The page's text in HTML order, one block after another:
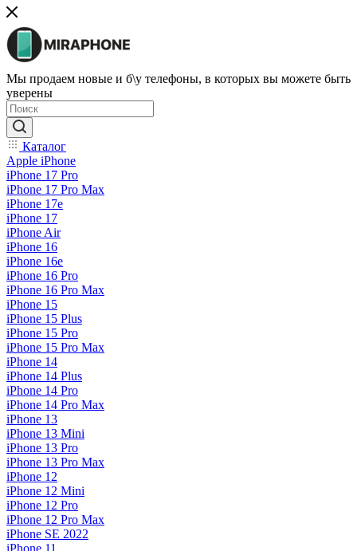
Мы продаем новые и б\у телефоны, в которых вы можете быть
уверены
Каталог
Apple iPhone
iPhone 17 Pro
iPhone 17 Pro Max
iPhone 17e
iPhone 17
iPhone Air
iPhone 16
iPhone 16e
iPhone 16 Pro
iPhone 16 Pro Max
iPhone 15
iPhone 15 Plus
iPhone 15 Pro
iPhone 15 Pro Max
iPhone 14
iPhone 14 Plus
iPhone 14 Pro
iPhone 14 Pro Max
iPhone 13
iPhone 13 Mini
iPhone 13 Pro
iPhone 13 Pro Max
iPhone 12
iPhone 12 Mini
iPhone 12 Pro
iPhone 12 Pro Max
iPhone SE 2022
iPhone 11